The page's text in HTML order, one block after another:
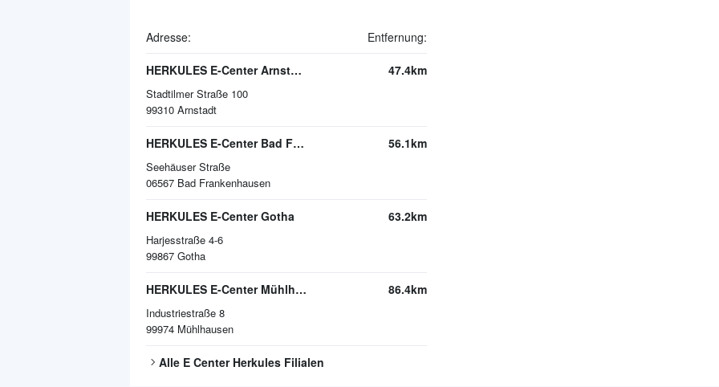
Adresse: Entfernung:
HERKULES E-Center Arnstadt
Stadtilmer Straße 100
99310 Arnstadt
47.4km
HERKULES E-Center Bad Frankenhausen
Seehäuser Straße
06567 Bad Frankenhausen
56.1km
HERKULES E-Center Gotha
Harjesstraße 4-6
99867 Gotha
63.2km
HERKULES E-Center Mühlhausen
Industriestraße 8
99974 Mühlhausen
86.4km
Alle E Center Herkules Filialen